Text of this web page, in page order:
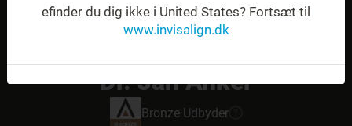
Dr. Jan Anker
Bronze Udbyder
efinder du dig ikke i United States? Fortsæt til
www.invisalign.dk